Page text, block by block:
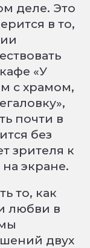
деле. Это
в то,
«У
с храмом,
почти в
без
зрителя к
экране.
то, как
любви в
двух